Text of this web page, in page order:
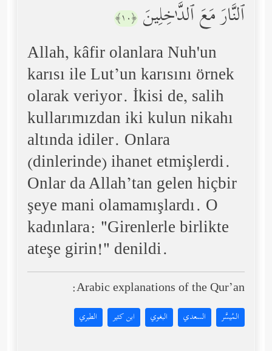
ٱلنَّارَ مَعَ ٱلدَّ ٰ⁠خِلِینَ ﴿١٠﴾
Allah, kâfir olanlara Nuh'un
karısı ile Lut’un karısını örnek
olarak veriyor. İkisi de, salih
kullarımızdan iki kulun nikahı
altında idiler. Onlara
(dinlerinde) ihanet etmişlerdi.
Onlar da Allah’tan gelen hiçbir
şeye mani olamamışlardı. O
kadınlara: "Girenlerle birlikte
ateşe girin!" denildi.
Arabic explanations of the Qur’an:
المُيسَّر السعدي البغوي ابن كثير الطبري